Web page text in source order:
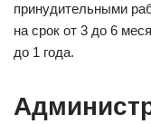
принудительными
на срок от 3 до 6
до 1 года.